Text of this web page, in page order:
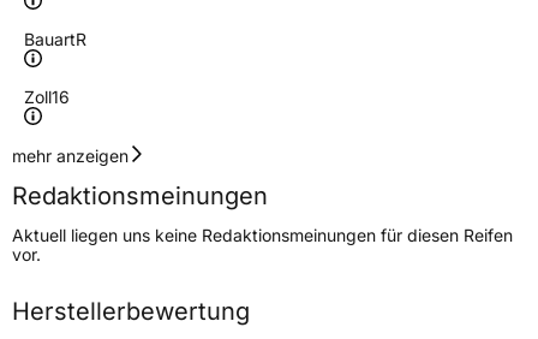
BauartR
Zoll16
Geschwindigkeitsindex
Höchstgeschwindigkeit
210 km/h
Lastindex100
Höchstlast800 kg
mehr anzeigen
Redaktionsmeinungen
Aktuell liegen uns keine Redaktionsmeinungen für diesen Reifen
vor.
Herstellerbewertung